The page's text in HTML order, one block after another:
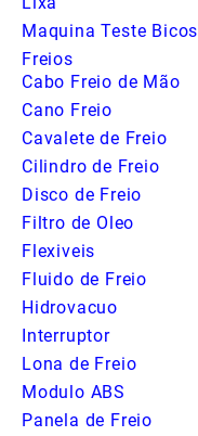
Maquina Teste Bicos
Freios
Cabo Freio de Mão
Cano Freio
Cavalete de Freio
Cilindro de Freio
Disco de Freio
Filtro de Oleo
Flexiveis
Fluido de Freio
Hidrovacuo
Interruptor
Lona de Freio
Modulo ABS
Panela de Freio